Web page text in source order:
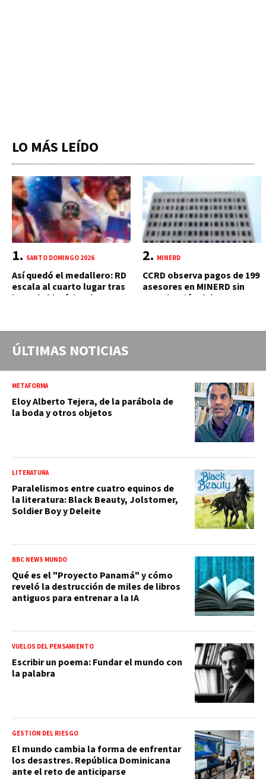
LO MÁS LEÍDO
SANTO DOMINGO 2026
Así quedó el medallero: RD
escala al cuarto lugar tras
jornada histórica de 15
MINERD
CCRD observa pagos de 199
asesores en MINERD sin
autorización del MAP y
y 2020
ÚLTIMAS NOTICIAS
METAFORMA
Eloy Alberto Tejera, de la parábola de
la boda y otros objetos
LITERATURA
Paralelismos entre cuatro equinos de
la literatura: Black Beauty, Jolstomer,
Soldier Boy y Deleite
BBC NEWS MUNDO
Qué es el "Proyecto Panamá" y cómo
reveló la destrucción de miles de libros
antiguos para entrenar a la IA
VUELOS DEL PENSAMIENTO
Escribir un poema: Fundar el mundo con
la palabra
GESTIÓN DEL RIESGO
El mundo cambia la forma de enfrentar
los desastres. República Dominicana
ante el reto de anticiparse